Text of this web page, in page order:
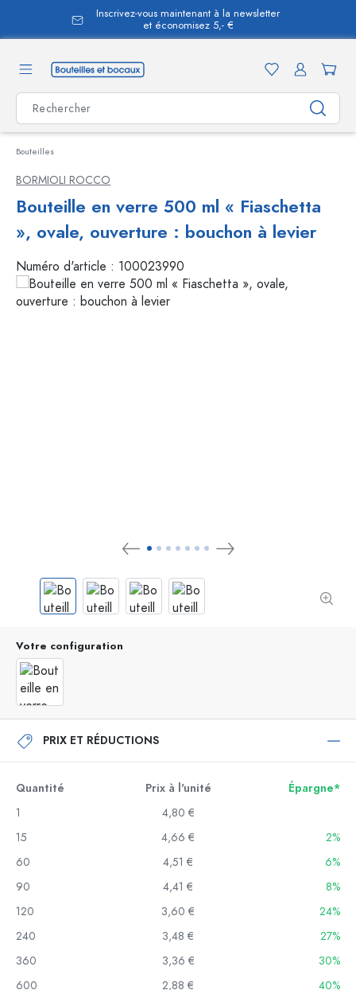
principal
Inscrivez-vous maintenant à la newsletter
et économisez 5,- €
Bouteilles
BORMIOLI ROCCO
Bouteille en verre 500 ml « Fiaschetta
», ovale, ouverture : bouchon à levier
Numéro d'article : 100023990
Votre configuration
PRIX ET RÉDUCTIONS
Quantité Prix à l'unité
Épargne*
1
4,80 €
15
4,66 €
2%
60
4,51 €
6%
90
4,41 €
8%
120
3,60 €
24%
240
3,48 €
27%
360
3,36 €
30%
600
2,88 € 40%